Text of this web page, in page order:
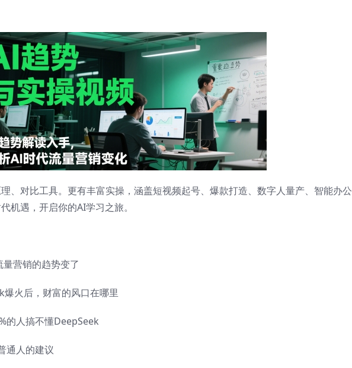
、对比工具。更有丰富实操，涵盖短视频起号、爆款打造、数字人量产、智能办公
机遇，开启你的AI学习之旅。
营销的趋势变了
火后，财富的风口在哪里
的人搞不懂DeepSeek
通人的建议